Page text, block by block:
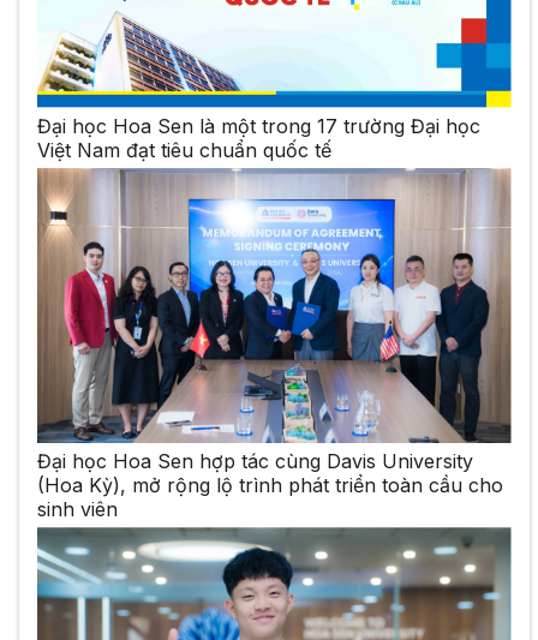
Đại học Hoa Sen là một trong 17 trường Đại học
Việt Nam đạt tiêu chuẩn quốc tế
Đại học Hoa Sen hợp tác cùng Davis University
(Hoa Kỳ), mở rộng lộ trình phát triển toàn cầu cho
sinh viên